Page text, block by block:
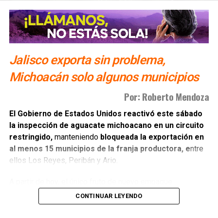
Jalisco exporta sin problema,
Michoacán solo algunos municipios
Por: Roberto Mendoza
El Gobierno de Estados Unidos reactivó este sábado
la inspección de aguacate michoacano en un circuito
restringido,manteniendo bloqueada la exportación en
al menos 15 municipios de la franja productora, entre
ellos Los Reyes, Peribán y Ario.
autorizado para revisión por parte de las autoridades
estadounidenses es el originario de Tancítaro,
CONTINUAR LEYENDO